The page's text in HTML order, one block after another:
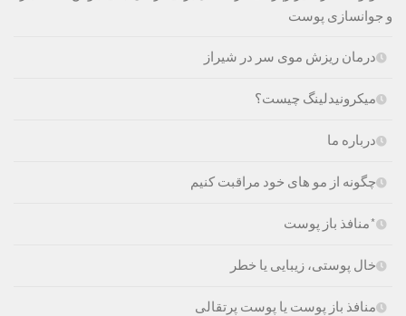
و جوانسازی پوست
درمان ریزش موی سر در شیراز
میکرونیدلینگ چیست؟
درباره ما
چگونه از مو های خود مراقبت کنیم
*منافذ باز پوست
خال پوستی، زیبایی یا خطر
منافذ باز پوست یا پوست پرتقالی